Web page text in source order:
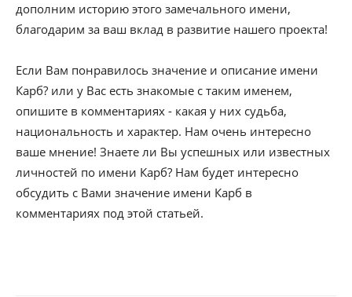
дополним историю этого замечального имени,
благодарим за ваш вклад в развитие нашего проекта!
Если Вам понравилось значение и описание имени
Карб? или у Вас есть знакомые с таким именем,
опишите в комментариях - какая у них судьба,
национальность и характер. Нам очень интересно
ваше мнение! Знаете ли Вы успешных или известных
личностей по имени Карб? Нам будет интересно
обсудить с Вами значение имени Карб в
комментариях под этой статьей.